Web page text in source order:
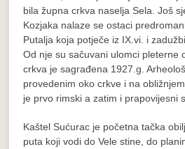
bila župna crkva naselja Sela. Još
Kozjaka nalaze se ostaci
Putalja koja potječe iz IX.vi. i
Od nje su sačuvani ulomci pleterne
crkva je sagrađena 1927.g.
provedenim oko crkve i na
je prvo rimski a zatim i prapovijesni
Kaštel Sućurac je početna tačka
puta koji vodi do Vele stine, do